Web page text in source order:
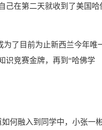
在第二天就收到了美国哈
了目前为止新西兰今年唯
识竞赛金牌，再到“哈佛学
何融入到同学中，小张一